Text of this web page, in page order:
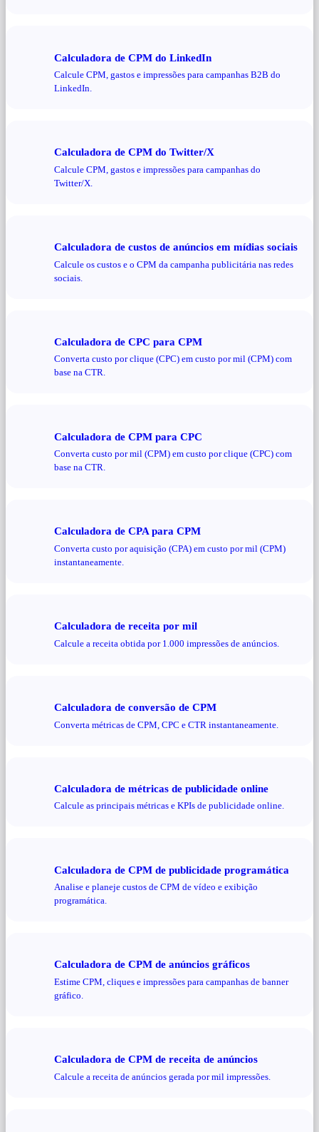
Calculadora de CPM do LinkedIn
Calcule CPM, gastos e impressões para campanhas B2B do
LinkedIn.
Calculadora de CPM do Twitter/X
Calcule CPM, gastos e impressões para campanhas do
Twitter/X.
Calculadora de custos de anúncios em mídias sociais
Calcule os custos e o CPM da campanha publicitária nas redes
sociais.
Calculadora de CPC para CPM
Converta custo por clique (CPC) em custo por mil (CPM) com
base na CTR.
Calculadora de CPM para CPC
Converta custo por mil (CPM) em custo por clique (CPC) com
base na CTR.
Calculadora de CPA para CPM
Converta custo por aquisição (CPA) em custo por mil (CPM)
instantaneamente.
Calculadora de receita por mil
Calcule a receita obtida por 1.000 impressões de anúncios.
Calculadora de conversão de CPM
Converta métricas de CPM, CPC e CTR instantaneamente.
Calculadora de métricas de publicidade online
Calcule as principais métricas e KPIs de publicidade online.
Calculadora de CPM de publicidade programática
Analise e planeje custos de CPM de vídeo e exibição
programática.
Calculadora de CPM de anúncios gráficos
Estime CPM, cliques e impressões para campanhas de banner
gráfico.
Calculadora de CPM de receita de anúncios
Calcule a receita de anúncios gerada por mil impressões.